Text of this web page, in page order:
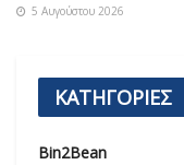
5 Αυγούστου 2026
ΚΑΤΗΓΟΡΙΕΣ
Bin2Bean